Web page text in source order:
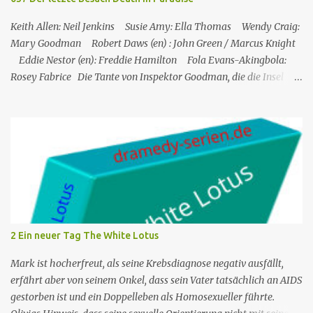
Keith Allen: Neil Jenkins Susie Amy: Ella Thomas Wendy Craig:
Mary Goodman Robert Daws (en) : John Green / Marcus Knight
Eddie Nestor (en): Freddie Hamilton Fola Evans-Akingbola:
Rosey Fabrice Die Tante von Inspektor Goodman, die die Insel
er tat, als er auf die Insel kam, war, Neil Jenkins zu treffen, einen
ehemaligen Gangster, der gekommen war, um einen ruhigen
Ruhestand in der Sonne zu verbringen. Humphrey nimmt seine
Tante Mary, die er sehr mag, in Saint Marie auf und bringt sie in
einem Hotel unter. Mitten in der Nacht hört Mary etwas von einer
der Hotelterrassen fallen. Sie ruft Freddie, den Concierge, an, und
die beiden verlassen das Hotel und finden eine Leiche: es ist John
Green, einer der Gäste des Hotels. Humprey ist daher gezwungen,
de...
2 Ein neuer Tag The White Lotus
Mark ist hocherfreut, als seine Krebsdiagnose negativ ausfällt,
erfährt aber von seinem Onkel, dass sein Vater tatsächlich an AIDS
gestorben ist und ein Doppelleben als Homosexueller führte.